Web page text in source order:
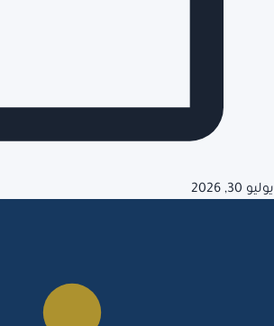
يوليو 30, 2026